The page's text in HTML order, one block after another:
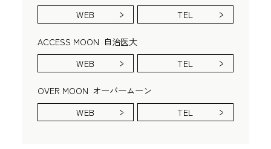
WEB
TEL
ACCESS MOON 自治医大
WEB
TEL
OVER MOON オーバームーン
WEB
TEL